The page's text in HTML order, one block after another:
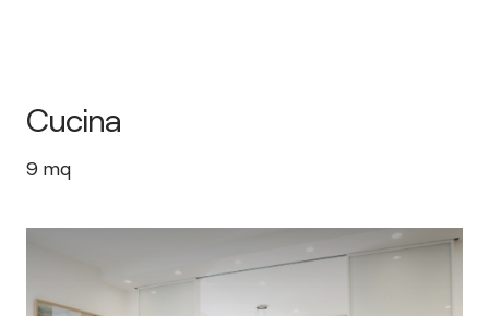
Cucina
9 mq